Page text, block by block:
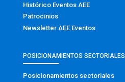
Histórico Eventos AEE
Patrocinios
Newsletter AEE Eventos
POSICIONAMIENTOS SECTORIALES
Posicionamientos sectoriales